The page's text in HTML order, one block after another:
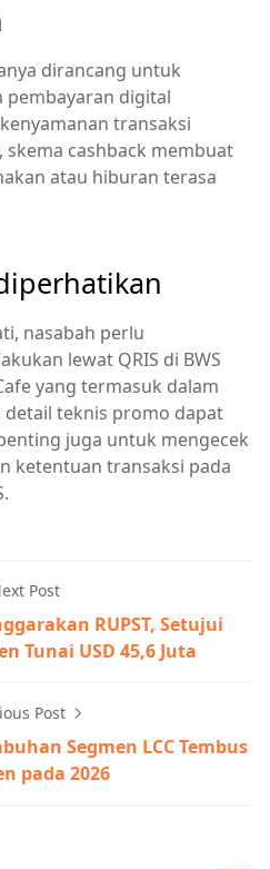
dirancang untuk
digital
transaksi
skema cashback membuat
atau hiburan terasa
nasabah perlu
lewat QRIS di BWS
yang termasuk dalam
teknis promo dapat
juga untuk mengecek
ketentuan transaksi pada
Post
RUPST, Setujui
Tunai USD 45,6 Juta
Post
Segmen LCC Tembus
pada 2026